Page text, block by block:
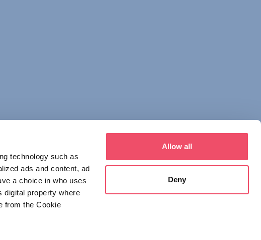
technology such as
ads and content, ad
a choice in who uses
digital property where
from the Cookie
Allow all
Deny